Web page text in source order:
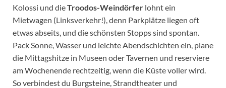
Kolossi und dieTroodos-Weindörfer lohnt ein
Mietwagen (Linksverkehr!), denn Parkplätze liegen oft
etwas abseits, und die schönsten Stopps sind spontan.
Pack Sonne, Wasser und leichte Abendschichten ein, plane
die Mittagshitze in Museen oder Tavernen und reserviere
am Wochenende rechtzeitig, wenn die Küste voller wird.
So verbindest du Burgsteine, Strandtheater und